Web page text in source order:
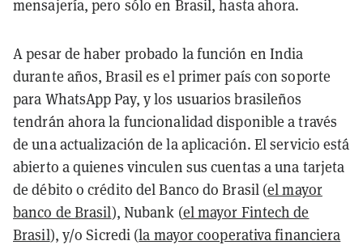
mensajería, pero sólo en Brasil, hasta ahora.
A pesar de haber probado la función en India
durante años, Brasil es el primer país con soporte
para WhatsApp Pay, y los usuarios brasileños
tendrán ahora la funcionalidad disponible a través
de una actualización de la aplicación. El servicio está
abierto a quienes vinculen sus cuentas a una tarjeta
de débito o crédito del Banco do Brasil (el mayor
banco de Brasil), Nubank (el mayor Fintech de
Brasil), y/o Sicredi (la mayor cooperativa financiera